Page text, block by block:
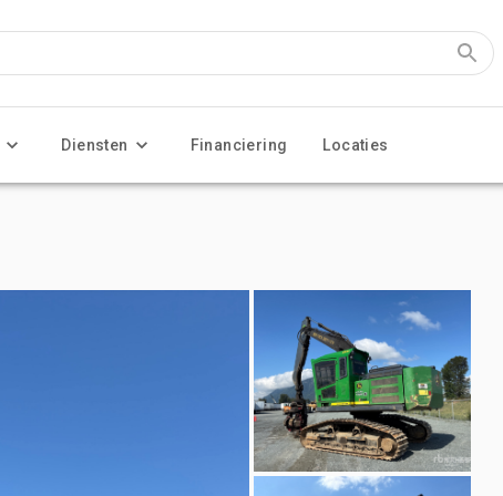
Diensten Financiering Locaties